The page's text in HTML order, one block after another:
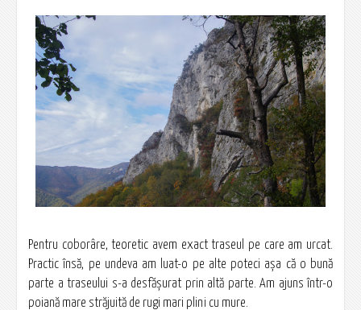
Pentru coborâre, teoretic avem exact traseul pe care am urcat.
Practic însă, pe undeva am luat-o pe alte poteci aşa că o bună
parte a traseului s-a desfăşurat prin altă parte. Am ajuns într-o
poiană mare străjuită de rugi mari plini cu mure.